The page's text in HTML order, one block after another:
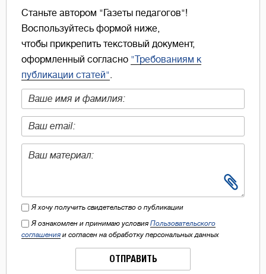
Станьте автором "Газеты педагогов"!
Воспользуйтесь формой ниже,
чтобы прикрепить текстовый документ,
оформленный согласно "Требованиям к
публикации статей".
Я хочу получить свидетельство о публикации
Я ознакомлен и принимаю условия Пользовательского
соглашения и согласен на обработку персональных данных
ОТПРАВИТЬ